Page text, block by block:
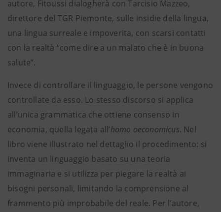
autore, Fitoussi dialogherà con Tarcisio Mazzeo,
direttore del TGR Piemonte, sulle insidie della lingua,
una lingua surreale e impoverita, con scarsi contatti
con la realtà “come dire a un malato che è in buona
salute”.
Invece di controllare il linguaggio, le persone vengono
controllate da esso. Lo stesso discorso si applica
all’unica grammatica che ottiene consenso in
economia, quella legata all’homo oeconomicus. Nel
libro viene illustrato nel dettaglio il procedimento: si
inventa un linguaggio basato su una teoria
immaginaria e si utilizza per piegare la realtà ai
bisogni personali, limitando la comprensione al
frammento più improbabile del reale. Per l’autore,